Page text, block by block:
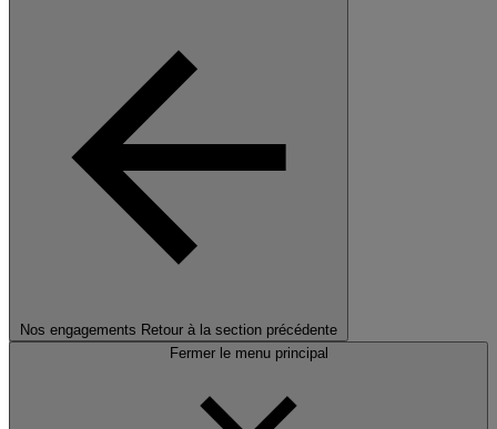
Nos engagements Retour à la section précédente
Fermer le menu principal